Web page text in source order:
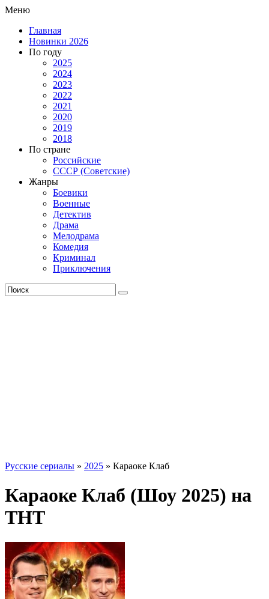
Меню
Главная
Новинки 2026
По году
2025
2024
2023
2022
2021
2020
2019
2018
По стране
Российские
СССР (Советские)
Жанры
Боевики
Военные
Детектив
Драма
Мелодрама
Комедия
Криминал
Приключения
Русские сериалы » 2025 » Караоке Клаб
Караоке Клаб (Шоу 2025) на
ТНТ